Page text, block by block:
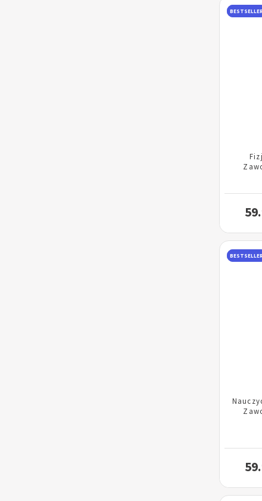
BESTSELLER
BESTSELLER